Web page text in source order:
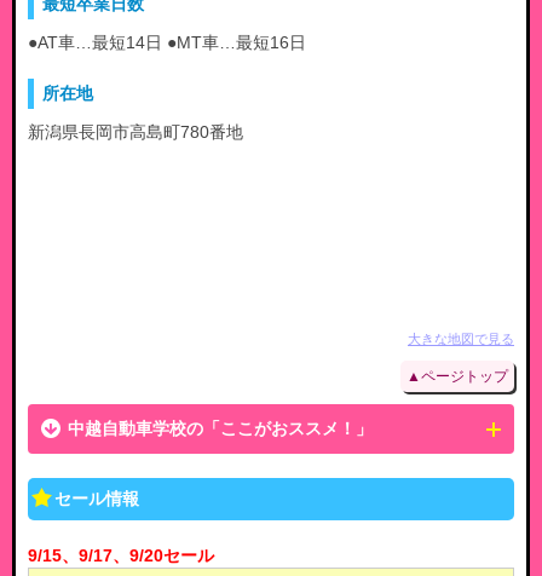
最短卒業日数
●AT車…最短14日 ●MT車…最短16日
所在地
新潟県長岡市高島町780番地
大きな地図で見る
▲ページトップ
中越自動車学校の「ここがおススメ！」
セール情報
9/15、9/17、9/20セール